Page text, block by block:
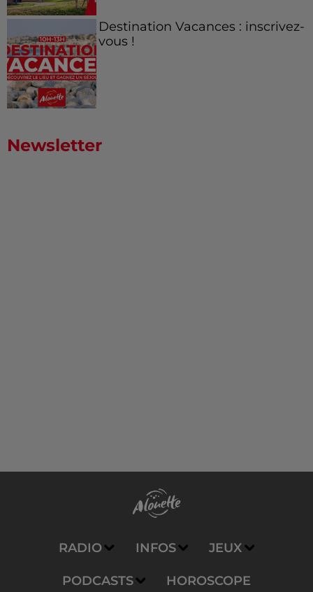
Destination Vacances : inscrivez-
vous !
Newsletter
RADIO INFOS JEUX
PODCASTS HOROSCOPE